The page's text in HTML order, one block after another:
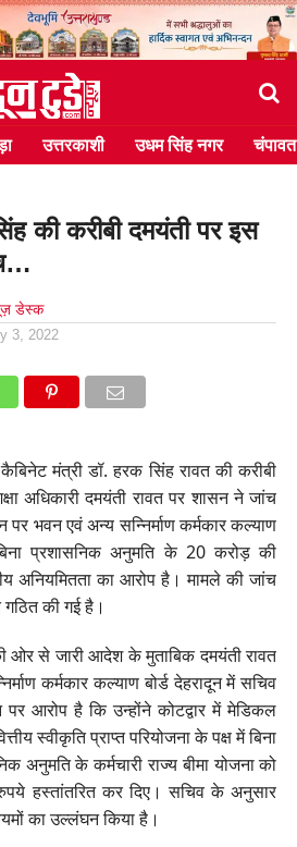
उत्तरकाशी उधम सिंह नगर चंपावत
की करीबी दमयंती पर इस
डेस्क
3, 2022
मंत्री डॉ. हरक सिंह रावत की करीबी
अधिकारी दमयंती रावत पर शासन ने जांच
भवन एवं अन्य सन्निर्माण कर्मकार कल्याण
प्रशासनिक अनुमति के 20 करोड़ की
अनियमितता का आरोप है। मामले की जांच
की गई है।
ओर से जारी आदेश के मुताबिक दमयंती रावत
कर्मकार कल्याण बोर्ड देहरादून में सचिव
आरोप है कि उन्होंने कोटद्वार में मेडिकल
स्वीकृति प्राप्त परियोजना के पक्ष में बिना
अनुमति के कर्मचारी राज्य बीमा योजना को
हस्तांतरित कर दिए। सचिव के अनुसार
का उल्लंघन किया है।